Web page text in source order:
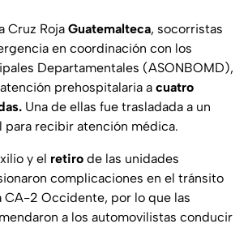
Cruz Roja Guatemalteca, socorristas
en coordinación con los
Departamentales (ASONBOMD),
prehospitalaria a cuatro
Una de ellas fue trasladada a un
para recibir atención médica.
y el retiro de las unidades
complicaciones en el tránsito
CA-2 Occidente, por lo que las
a los automovilistas conducir